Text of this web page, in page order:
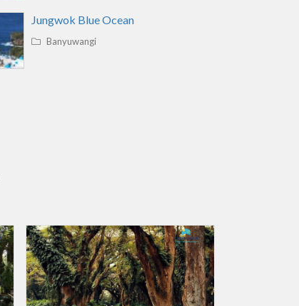
Jungwok Blue Ocean
Banyuwangi